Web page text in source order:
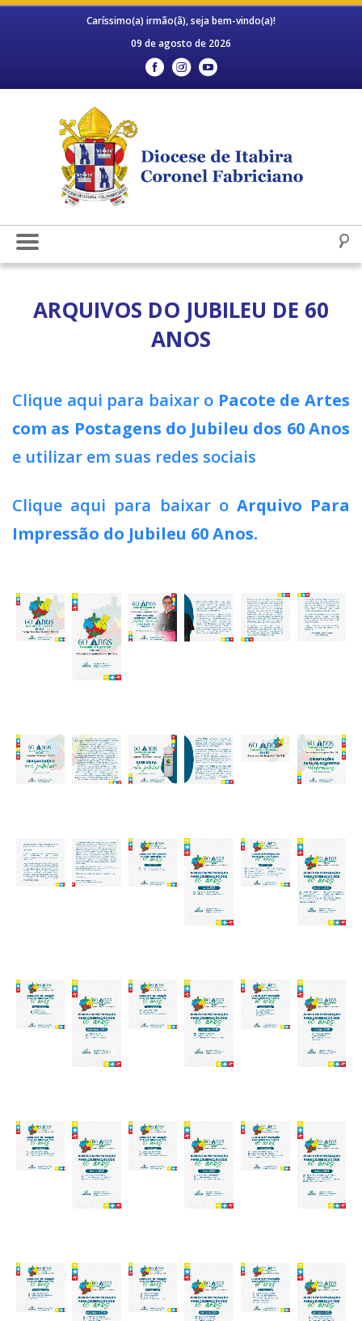
Caríssimo(a) irmão(ã), seja bem-vindo(a)!
09 de agosto de 2026
ARQUIVOS DO JUBILEU DE 60
ANOS
Clique aqui para baixar o Pacote de Artes
com as Postagens do Jubileu dos 60 Anos
e utilizar em suas redes sociais
Clique aqui para baixar o Arquivo Para
Impressão do Jubileu 60 Anos.